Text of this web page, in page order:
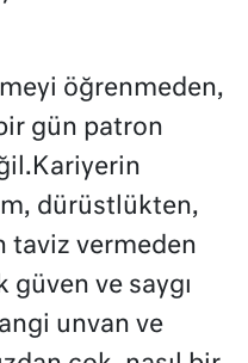
öğrenmeden,
gün patron
dürüstlükten,
taviz vermeden
güven ve saygı
unvan ve